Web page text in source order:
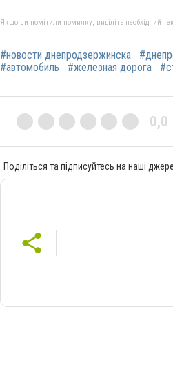
Якщо ви помітили помилку, виділіть необхідний
#новости днепродзержинска
#автомобиль
#железная дорога
0,0
Поділіться та підписуйтесь на наші